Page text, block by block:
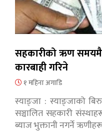
सहकारीको ऋण समयमै
कारबाही गरिने
१ महिना अगाडि
स्याङ्जा : स्याङ्जाको
सञ्चालित सहकारी
ब्याज भुक्तानी नगर्ने